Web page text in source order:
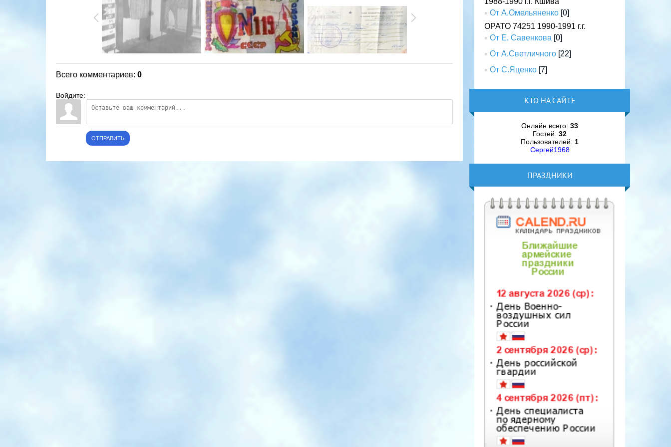
Всего комментариев: 0
Войдите:
ОТПРАВИТЬ
От А.Омельяненко [0]
ОРАТО 74251 1990-1991 г.г.
От Е. Савенкова [0]
От А.Светличного [22]
От С.Яценко [7]
КТО НА САЙТЕ
Онлайн всего:33
Гостей:32
Пользователей: 1
Сергей1968
ПРАЗДНИКИ